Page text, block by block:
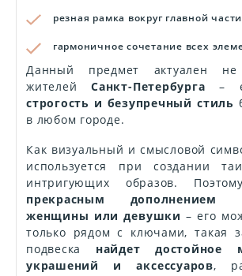
резная рамка вокруг главной
гармоничное сочетание всех
Данный предмет актуален
жителейСанкт-Петербурга –
строгость и безупречный стиль
в любом городе.
Как визуальный и смысловой
используется при создании
интригующих образов.
прекрасным
женщины или девушки – его
только рядом с ключами, такая
подвеска найдет достойное
украшений и аксессуаров,